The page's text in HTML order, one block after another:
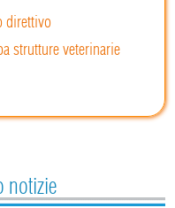
direttivo
strutture veterinarie
notizie